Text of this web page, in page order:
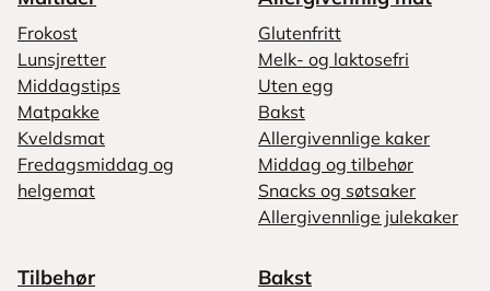
Frokost
Lunsjretter
Middagstips
Matpakke
Kveldsmat
Fredagsmiddag og
helgemat
Glutenfritt
Melk- og laktosefri
Uten egg
Bakst
Allergivennlige kaker
Middag og tilbehør
Snacks og søtsaker
Allergivennlige julekaker
Tilbehør Bakst